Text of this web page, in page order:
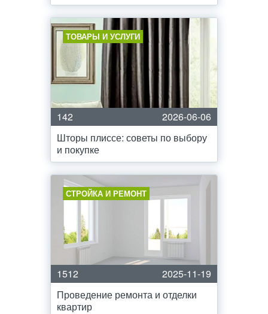
ТОВАРЫ И УСЛУГИ
142
2026-06-06
Шторы плиссе: советы по выбору
и покупке
СТРОЙКА И РЕМОНТ
1512
2025-11-19
Проведение ремонта и отделки
квартир